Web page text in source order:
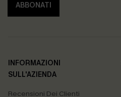
ABBONATI
INFORMAZIONI
SULL'AZIENDA
Recensioni Dei Clienti